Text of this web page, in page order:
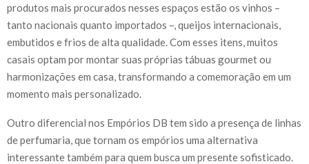
produtos mais procurados nesses espaços estão os vinhos –
tanto nacionais quanto importados –, queijos internacionais,
embutidos e frios de alta qualidade. Com esses itens, muitos
casais optam por montar suas próprias tábuas gourmet ou
harmonizações em casa, transformando a comemoração em um
momento mais personalizado.
Outro diferencial nos Empórios DB tem sido a presença de linhas
de perfumaria, que tornam os empórios uma alternativa
interessante também para quem busca um presente sofisticado.